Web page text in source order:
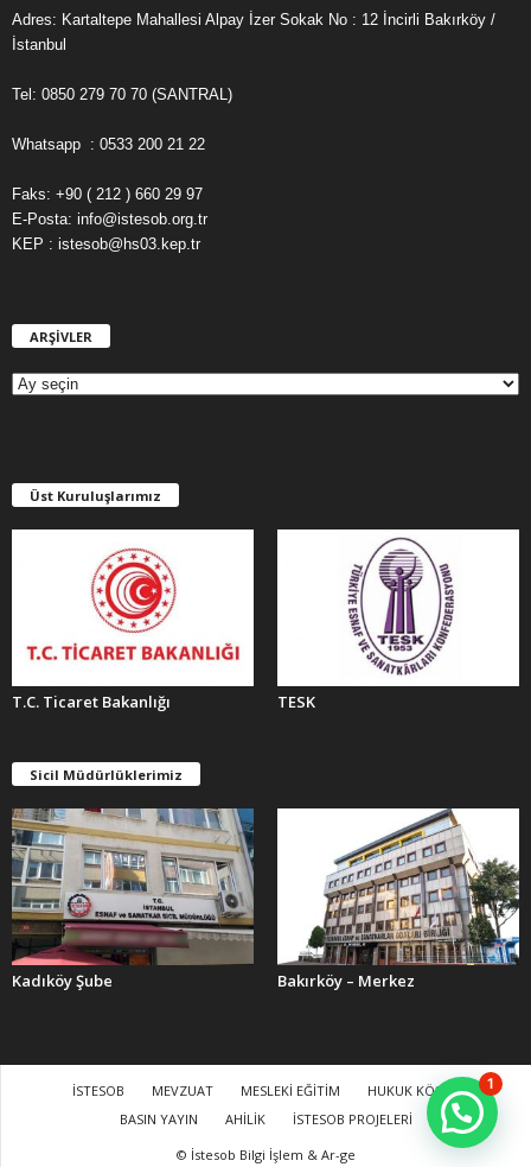
Adres: Kartaltepe Mahallesi Alpay İzer Sokak No : 12 İncirli Bakırköy /
İstanbul
Tel: 0850 279 70 70 (SANTRAL)
Whatsapp : 0533 200 21 22
Faks: +90 ( 212 ) 660 29 97
E-Posta: info@istesob.org.tr
KEP : istesob@hs03.kep.tr
ARŞİVLER
E
R
Üst Kuruluşlarımız
T.C. Ticaret Bakanlığı TESK
Sicil Müdürlüklerimiz
Kadıköy Şube Bakırköy – Merkez
İSTESOB MEVZUAT MESLEKİ EĞİTİM
HUKUK KÖŞESİ
BASIN YAYIN
AHİLİK
İSTESOB PROJELERİ
© İstesob Bilgi İşlem & Ar-ge
1